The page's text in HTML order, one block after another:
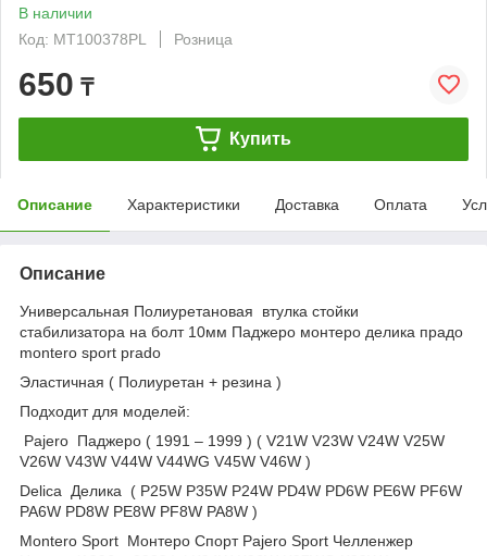
В наличии
Код: MT100378PL
Розница
650 ₸
Купить
Описание Характеристики Доставка Оплата
Описание
Универсальная Полиуретановая втулка стойки
стабилизатора на болт 10мм Паджеро монтеро делика прадо
montero sport prado
Эластичная ( Полиуретан + резина )
Подходит для моделей:
Pajero Паджеро ( 1991 – 1999 ) ( V21W V23W V24W V25W
V26W V43W V44W V44WG V45W V46W )
Delica Делика ( P25W P35W P24W PD4W PD6W PE6W PF6W
PA6W PD8W PE8W PF8W PA8W )
Montero Sport Монтеро Спорт Pajero Sport Челленжер